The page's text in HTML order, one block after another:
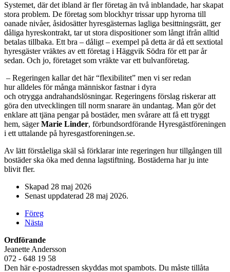
Systemet, där det ibland är fler företag än två inblandade, har skapat
stora problem. De företag som blockhyr trissar upp hyrorna till
oanade nivåer, åsidosätter hyresgästernas lagliga besittningsrätt, ger
dåliga hyreskontrakt, tar ut stora dispositioner som långt ifrån alltid
betalas tillbaka. Ett bra – dåligt – exempel på detta är då ett sextiotal
hyresgäster vräktes av ett företag i Häggvik Södra för ett par år
sedan. Och jo, företaget som vräkte var ett bulvanföretag.
– Regeringen kallar det här “flexibilitet” men vi ser redan
hur alldeles för många människor fastnar i dyra
och otrygga andrahandslösningar. Regeringens förslag riskerar att
göra den utvecklingen till norm snarare än undantag. Man gör det
enklare att tjäna pengar på bostäder, men svårare att få ett tryggt
hem, sägerMarie Linder, förbundsordförande Hyresgäst­föreningen
i ett uttalande på hyresgastforeningen.se.
Av lätt förståeliga skäl så förklarar inte regeringen hur tillgången till
bostäder ska öka med denna lagstiftning. Bostäderna har ju inte
blivit fler.
Skapad 28 maj 2026
Senast uppdaterad 28 maj 2026.
Föreg
Nästa
Ordförande
Jeanette Andersson
072 - 648 19 58
Den här e-postadressen skyddas mot spambots. Du måste tillåta